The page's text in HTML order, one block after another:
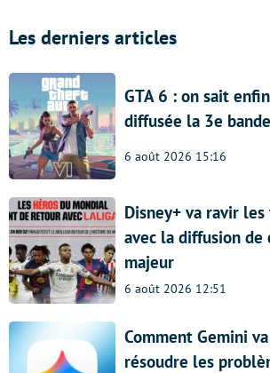
Les derniers articles
GTA 6 : on sait
diffusée la 3e
6 août 2026 15:16
Disney+ va ravir
avec la diffusion de
majeur
6 août 2026 12:51
Comment Gemini
résoudre les